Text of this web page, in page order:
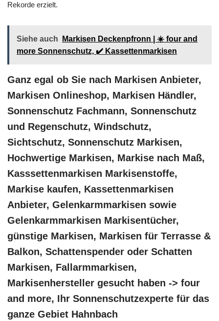
Rekorde erzielt.
Siehe auch
Markisen Deckenpfronn | ☀️ four and
more Sonnenschutz, ✔️ Kassettenmarkisen
Ganz egal ob Sie nach Markisen Anbieter,
Markisen Onlineshop, Markisen Händler,
Sonnenschutz Fachmann, Sonnenschutz
und Regenschutz, Windschutz,
Sichtschutz, Sonnenschutz Markisen,
Hochwertige Markisen, Markise nach Maß,
Kasssettenmarkisen Markisenstoffe,
Markise kaufen, Kassettenmarkisen
Anbieter, Gelenkarmmarkisen sowie
Gelenkarmmarkisen Markisentücher,
günstige Markisen, Markisen für Terrasse &
Balkon, Schattenspender oder Schatten
Markisen, Fallarmmarkisen,
Markisenhersteller gesucht haben -> four
and more, Ihr Sonnenschutzexperte für das
ganze Gebiet Hahnbach